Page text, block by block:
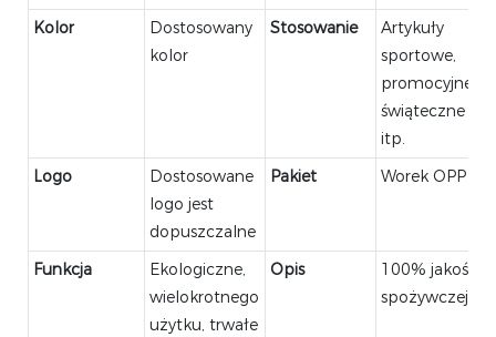
Kolor
Dostosowany
kolor
Stosowanie
Artykuły
sportowe,
promocyjne,
świąteczne
itp.
Logo
Dostosowane
logo jest
dopuszczalne
Pakiet Worek OPP
Funkcja
Ekologiczne,
wielokrotnego
użytku, trwałe
Opis
100% jakości
spożywczej